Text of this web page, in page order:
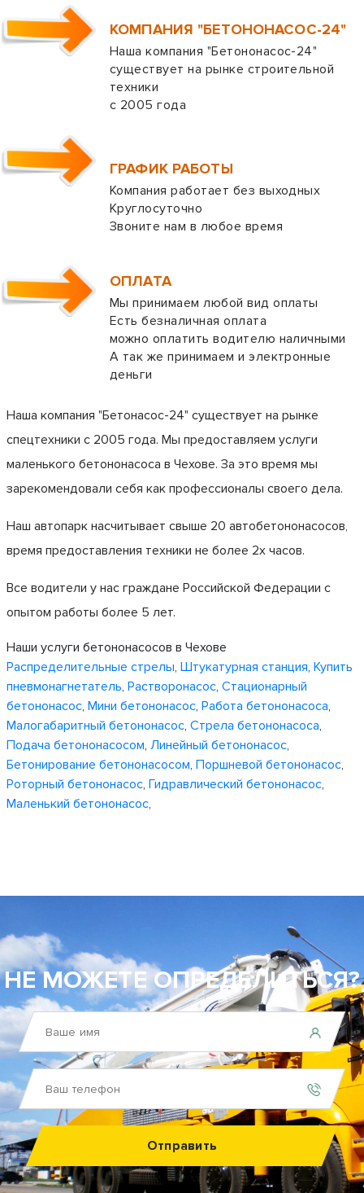
КОМПАНИЯ "БЕТОНОНАСОС-24"
Наша компания "Бетононасос-24"
существует на рынке строительной
техники
с 2005 года
ГРАФИК РАБОТЫ
Компания работает без выходных
Круглосуточно
Звоните нам в любое время
ОПЛАТА
Мы принимаем любой вид оплаты
Есть безналичная оплата
можно оплатить водителю наличными
А так же принимаем и электронные
деньги
Наша компания "Бетонасос-24" существует на рынке
спецтехники с 2005 года. Мы предоставляем услуги
маленького бетононасоса в Чехове. За это время мы
зарекомендовали себя как профессионалы своего дела.
Наш автопарк насчитывает свыше 20 автобетононасосов,
время предоставления техники не более 2х часов.
Все водители у нас граждане Российской Федерации с
опытом работы более 5 лет.
Наши услуги бетононасосов в Чехове
Распределительные стрелы, Штукатурная станция, Купить
пневмонагнетатель, Растворонасос, Стационарный
бетононасос, Мини бетононасос, Работа бетононасоса,
Малогабаритный бетононасос, Стрела бетононасоса,
Подача бетононасосом, Линейный бетононасос,
Бетонирование бетононасосом, Поршневой бетононасос,
Роторный бетононасос, Гидравлический бетононасос,
Маленький бетононасос,
НЕ МОЖЕТЕ ОПРЕДЕЛИТЬСЯ?
Отправить